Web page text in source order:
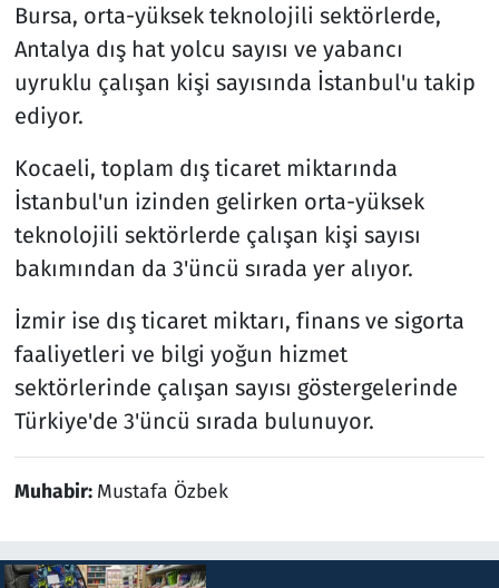
Bursa, orta-yüksek teknolojili sektörlerde,
Antalya dış hat yolcu sayısı ve yabancı
uyruklu çalışan kişi sayısında İstanbul'u takip
ediyor.
Kocaeli, toplam dış ticaret miktarında
İstanbul'un izinden gelirken orta-yüksek
teknolojili sektörlerde çalışan kişi sayısı
bakımından da 3'üncü sırada yer alıyor.
İzmir ise dış ticaret miktarı, finans ve sigorta
faaliyetleri ve bilgi yoğun hizmet
sektörlerinde çalışan sayısı göstergelerinde
Türkiye'de 3'üncü sırada bulunuyor.
Muhabir: Mustafa Özbek